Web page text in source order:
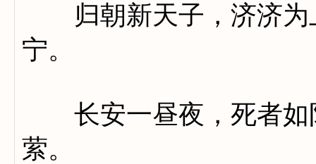
归朝新天子，济济为
宁。
长安一昼夜，死者如
萦。